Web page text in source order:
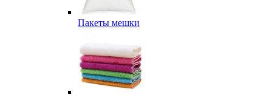
Пакеты мешки